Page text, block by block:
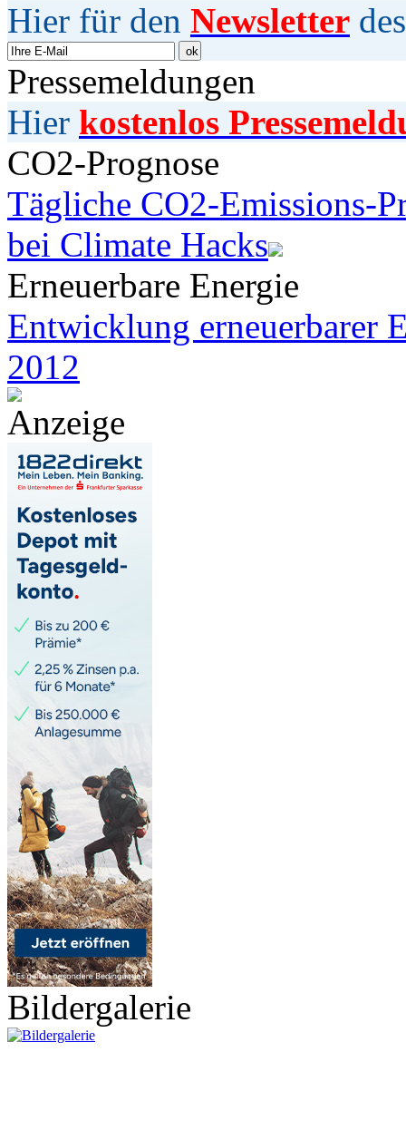
Hier für den Newsletter
Pressemeldungen
Hier kostenlos
CO2-Prognose
Tägliche CO2-Emissions-
bei Climate Hacks
Erneuerbare Energie
Entwicklung erneuerbarer
2012
Anzeige
Bildergalerie